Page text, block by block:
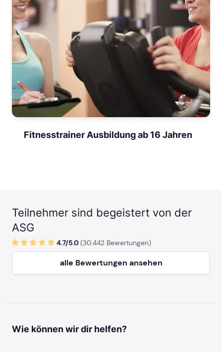
Fitnesstrainer Ausbildung ab 16 Jahren
Teilnehmer sind begeistert von der
ASG
4.7/5.0(30.442 Bewertungen)
alle Bewertungen ansehen
Wie können wir dir helfen?